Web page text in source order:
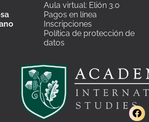
Aula virtual: Elión 3.0
Pagos en línea
Inscripciones
Política de protección de
datos